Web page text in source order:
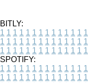
BITLY:
1 1 1 1 1 1 1 1 1 1 1 1 1 1
1 1 1 1 1 1 1 1 1 1 1 1 1 1
1 1 1 1 1 1 1 1 1 1 1 1 1 1
SPOTIFY:
1 1 1 1 1 1 1 1 1 1 1 1 1 1
1 1 1 1 1 1 1 1 1 1 1 1 1 1